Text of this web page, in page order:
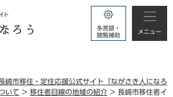
多言語・
閲覧補助
メニュー
崎市移住・定住応援公式サイト「ながさき人になろ
いて > 移住者目線の地域の紹介 > 長崎市移住者イ